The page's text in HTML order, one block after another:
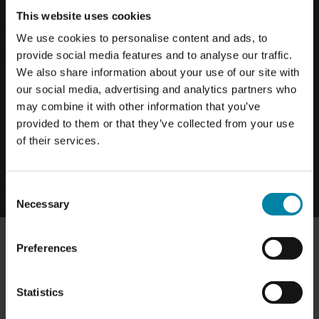
This website uses cookies
We use cookies to personalise content and ads, to
provide social media features and to analyse our traffic.
We also share information about your use of our site with
our social media, advertising and analytics partners who
may combine it with other information that you’ve
provided to them or that they’ve collected from your use
of their services.
Selection
Necessary
Preferences
Statistics
وطويلة الأمد.
صديقة للبيئة
تؤدي إصلاحات SMART إلى نتائج مرضية وشبه غير مرئية بموارد
عرض الخدمات
تقنيات موثوقة - نتائج استثنائية
باستخدام تقنيات الإصلاح الرائدة ، يمكنك تحقيق نتائج
استثنائية قريبة من الحالة الأصلية قدر الإمكان من خلال